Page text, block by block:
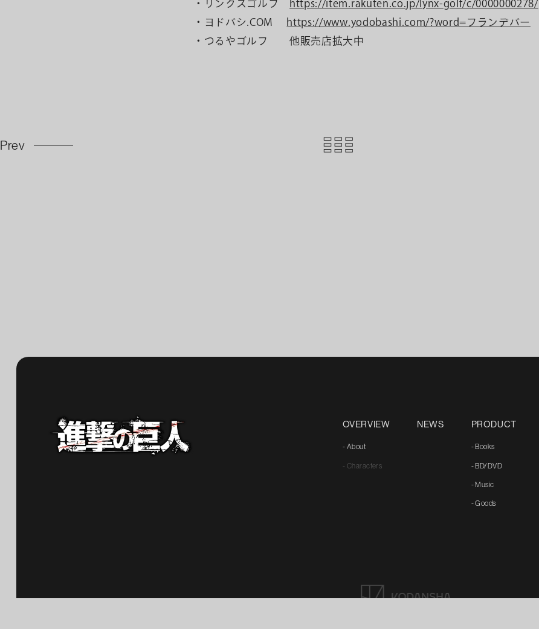
・リンクスゴルフ
https://item.rakuten.co.jp/lynx-golf/c/0000000278/
・ヨドバシ.COM https://www.yodobashi.com/?word=フランデバー
・つるやゴルフ 他販売店拡大中
OVERVIEW
- About
- Characters
NEWS PRODUCT
- Books
- BD/DVD
- Music
- Goods